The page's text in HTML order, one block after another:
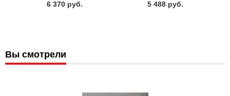
6 370 руб.
5 488 руб.
Вы смотрели